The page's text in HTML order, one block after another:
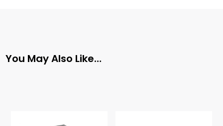
You May Also Like…